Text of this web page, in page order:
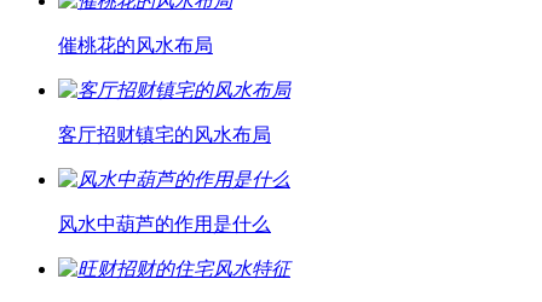
催桃花的风水布局
客厅招财镇宅的风水布局
风水中葫芦的作用是什么